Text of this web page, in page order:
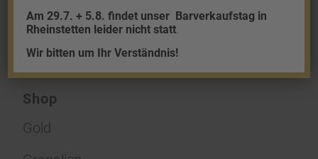
Shop
Gold
Am 29.7. + 5.8. findet unser Barverkaufstag in
Rheinstetten leider nicht statt.
Wir bitten um Ihr Verständnis!